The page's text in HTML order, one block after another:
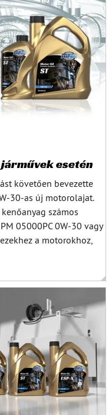
esetén
követően bevezette
30-as új motorolajat.
számos
05000PC 0W-30 vagy
a motorokhoz,